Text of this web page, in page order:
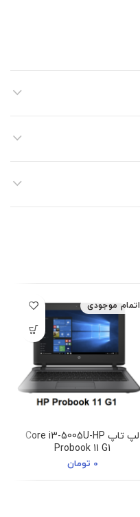
اتمام موجودی
لپ تاپ Core i3-5005U-HP
Probook 11 G1
0 تومان